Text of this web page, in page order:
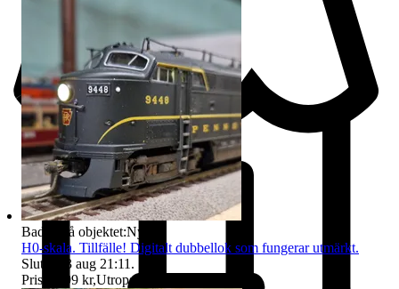
Badge på objektet:Ny
H0-skala. Tillfälle! Digitalt dubbellok som fungerar utmärkt.
Sluttid
13 aug 21:11 .
Pris:
1 199 kr,Utropspris